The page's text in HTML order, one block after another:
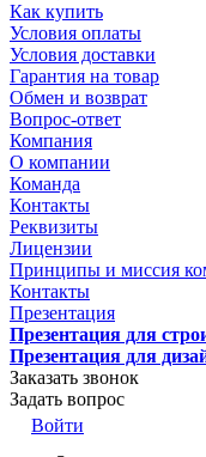
Как купить
Условия оплаты
Условия доставки
Гарантия на товар
Обмен и возврат
Вопрос-ответ
Компания
О компании
Команда
Контакты
Реквизиты
Лицензии
Принципы и миссия
Контакты
Презентация
Презентация для
Презентация для
Заказать звонок
Задать вопрос
Войти